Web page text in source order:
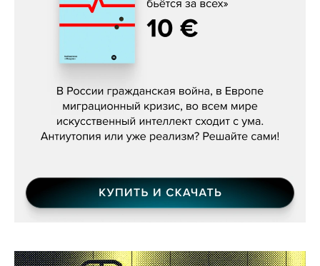
Константин Зарубин, «Наше сердце